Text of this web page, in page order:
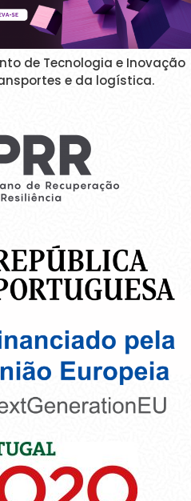
de Tecnologia e Inovação
e da logística.